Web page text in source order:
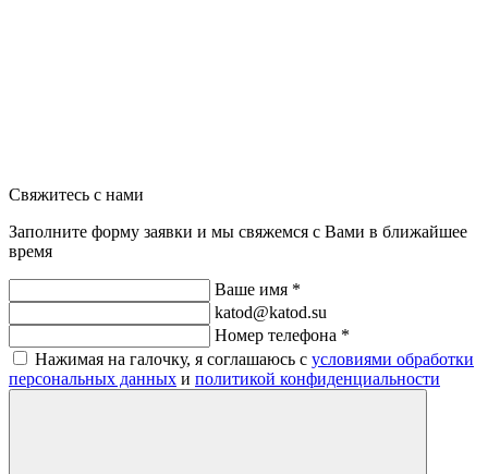
Свяжитесь с нами
Заполните форму заявки и мы свяжемся с Вами в ближайшее
время
Ваше имя *
katod@katod.su
Номер телефона *
Нажимая на галочку, я соглашаюсь с условиями обработки
персональных данных и политикой конфиденциальности